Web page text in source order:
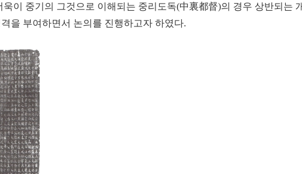
이 중기의 그것으로 이해되는 중리도독(中裏都督)의 경우 상반되는
을 부여하면서 논의를 진행하고자 하였다.